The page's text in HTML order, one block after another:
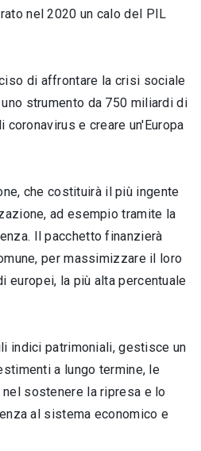
nel 2020 un calo del PIL
di affrontare la crisi sociale
strumento da 750 miliardi di
e creare un'Europa
che costituirà il più ingente
ad esempio tramite la
Il pacchetto finanzierà
per massimizzare il loro
europei, la più alta percentuale
indici patrimoniali, gestisce un
a lungo termine, le
sostenere la ripresa e lo
al sistema economico e